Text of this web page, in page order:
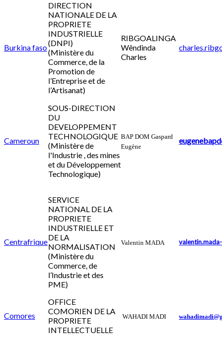
Burkina faso
DIRECTION
NATIONALE DE LA
PROPRIETE
INDUSTRIELLE
(DNPI)
(Ministère du
Commerce, de la
Promotion de
l’Entreprise et de
l’Artisanat)
RIBGOALINGA
Wêndinda
Charles
Cameroun
SOUS-DIRECTION
DU
DEVELOPPEMENT
TECHNOLOGIQUE
(Ministère de
l'Industrie , des mines
et du Développement
Technologique)
BAP DOM Gaspard
Eugène
Centrafrique
SERVICE
NATIONAL DE LA
PROPRIETE
INDUSTRIELLE ET
DE LA
NORMALISATION
(Ministère du
Commerce, de
l’Industrie et des
PME)
Valentin MADA
Comores
OFFICE
COMORIEN DE LA
PROPRIETE
INTELLECTUELLE
WAHADI MADI